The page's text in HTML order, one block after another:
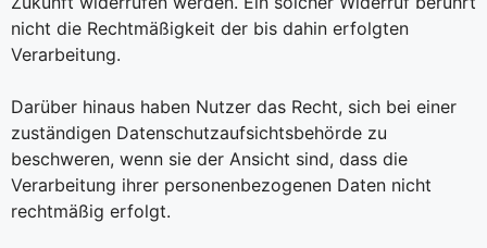
nicht die Rechtmäßigkeit der bis dahin erfolgten
Verarbeitung.
Darüber hinaus haben Nutzer das Recht, sich bei einer
zuständigen Datenschutzaufsichtsbehörde zu
beschweren, wenn sie der Ansicht sind, dass die
Verarbeitung ihrer personenbezogenen Daten nicht
rechtmäßig erfolgt.